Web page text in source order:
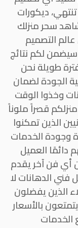
تنتهي، ديكورات
سحر منزلك
التصميم
سيضمن لكم نتائج
طويلة نحن
الجودة لضمان
وخذوا الوقت
قصراً ملوناً
الذين تمكنوا
وجودة الخدمات
دائمًا العميل
أي فن آخر يقدم
الدهانات لا
الذين يفضلون
بالأسعار
الخدمات